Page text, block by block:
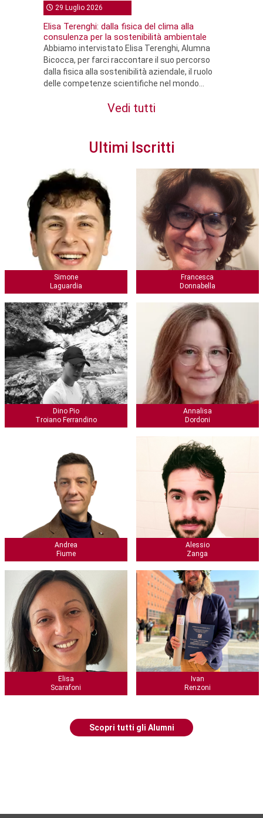
29 Luglio 2026
Elisa Terenghi: dalla fisica del clima alla
consulenza per la sostenibilità ambientale
Abbiamo intervistato Elisa Terenghi, Alumna
Bicocca, per farci raccontare il suo percorso
dalla fisica alla sostenibilità aziendale, il ruolo
delle competenze scientifiche nel mondo...
Vedi tutti
Ultimi Iscritti
Simone
Laguardia
Francesca
Donnabella
Dino Pio
Troiano Ferrandino
Annalisa
Dordoni
Andrea
Fiume
Alessio
Zanga
Elisa
Scarafoni
Ivan
Renzoni
Scopri tutti gli Alumni